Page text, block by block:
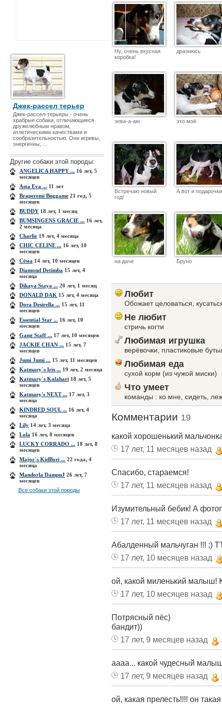
Джек-рассел терьер
Джек-рассел-терьеры - очень
храбрые собаки, отличающиеся
дружелюбным нравом,
атлетическими качествами и
сообразительностью. Они игривы,
энергичны, ...
Другие собаки этой породы:
ANGELICA HAPPY ... 16 лет, 5
месяцев
Asta Eva ... 11 лет
Braperemi Buggame 21 год, 5
месяцев
BUDDY 18 лет, 1 месяц
BUMSINGENS GRACIE ... 16 лет,
2 месяца
Charlie 19 лет, 4 месяца
CHIC CELINE ... 16 лет, 10
месяцев
Cёма 14 лет, 10 месяцев
Diamond Detimba 15 лет, 4
месяца
Dikaya Staya ... 20 лет, 1 месяц
DONALD DAK 15 лет, 4 месяца
Dora Desirella ... 15 лет, 11
месяцев
Essential Star ... 16 лет, 10
месяцев
Gang Staff ... 17 лет, 10 месяцев
JACKIE CHAN ... 15 лет, 7
месяцев
Jumi Jumi ... 15 лет, 11 месяцев
Katmary`s Iris ... 19 лет, 2 месяца
Katmary`s Kalahari 18 лет, 5
месяцев
Katmary's NEXT ... 17 лет, 3
месяца
KINDRED SOUL ... 16 лет, 4
месяца
Lily 14 лет, 3 месяца
Lola 16 лет, 8 месяцев
LUCKY CORRADO ... 18 лет, 8
месяцев
Major`s KidBori ... 22 года, 4
месяца
Mandorla DampuJ 26 лет, 7
месяцев
Все собаки этой породы
Ну, очень вкусная
коробка!
дразнюсь
зева-а-аю это моё
Встречаю новый
год!
А вот и
на даче Бруно
Любит
Обожает целоваться,
Не любит
стричь когти
Любимая игрушка
верёвочки, пластиковые
Любимая еда
сухой корм (из чужой миски)
Что умеет
команды : ко мне, сидеть,
Комментарии 19
какой хорошенький
17 лет, 11 месяцев назад
Спасибо, стараемся!
17 лет, 11 месяцев назад
Изумительный бебик! А
17 лет, 11 месяцев назад
Абалденный мальчуган !!! ;)
17 лет, 10 месяцев назад
ой, какой миленький малыш!
17 лет, 10 месяцев назад
Потрясный пёс)
бандит))
17 лет, 9 месяцев назад
аааа... какой чудесный
17 лет, 9 месяцев назад
ой, какая прелесть!!!! он